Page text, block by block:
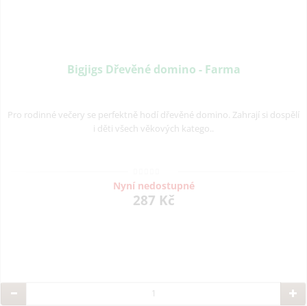
Bigjigs Dřevěné domino - Farma
Pro rodinné večery se perfektně hodí dřevěné domino. Zahrají si dospělí
i děti všech věkových katego..
Nyní nedostupné
287 Kč